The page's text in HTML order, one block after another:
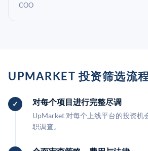
COO
UPMARKET 投资筛选流
对每个项目进行完整尽调
UpMarket 对每个上线平台的投资机
职调查。